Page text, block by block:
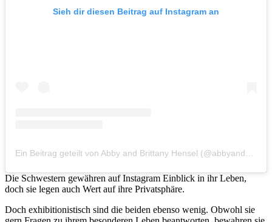
Sieh dir diesen Beitrag auf Instagram an
Die Schwestern gewähren auf Instagram Einblick in ihr Leben,
doch sie legen auch Wert auf ihre Privatsphäre.
Doch exhibitionistisch sind die beiden ebenso wenig. Obwohl sie